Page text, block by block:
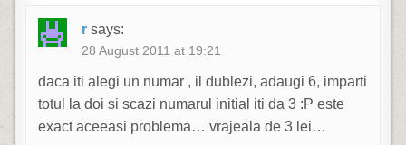
r says:
28 August 2011 at 19:21
daca iti alegi un numar , il dublezi, adaugi 6, imparti
totul la doi si scazi numarul initial iti da 3 :P este
exact aceeasi problema… vrajeala de 3 lei…